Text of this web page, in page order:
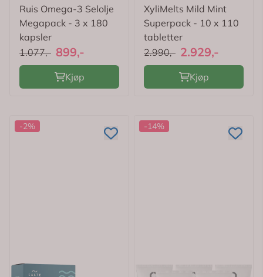
Ruis Omega-3 Selolje
Megapack - 3 x 180
kapsler
1.077,- 899,-
Kjøp
XyliMelts Mild Mint
Superpack - 10 x 110
tabletter
2.990,- 2.929,-
Kjøp
-2% -14%